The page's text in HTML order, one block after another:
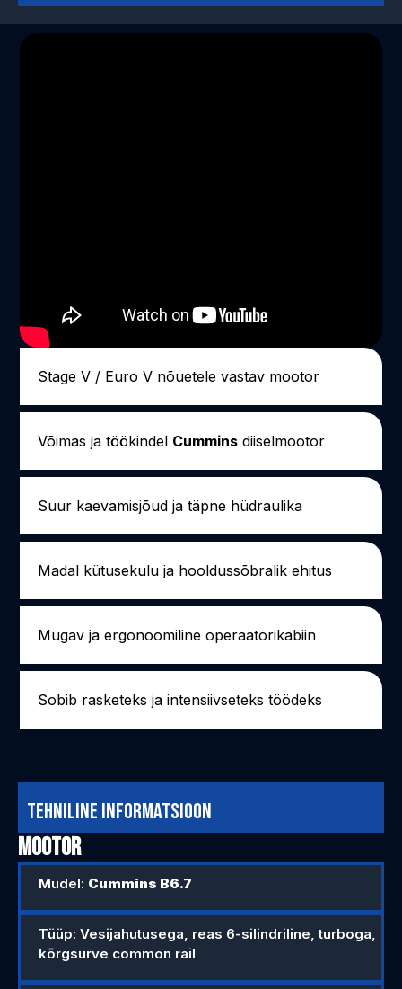
Stage V / Euro V nõuetele vastav mootor
Võimas ja töökindel Cummins diiselmootor
Suur kaevamisjõud ja täpne hüdraulika
Madal kütusekulu ja hooldussõbralik ehitus
Mugav ja ergonoomiline operaatorikabiin
Sobib rasketeks ja intensiivseteks töödeks
Tehniline informatsioon
MOOTOR
Mudel: Cummins B6.7
Tüüp: Vesijahutusega, reas 6-silindriline, turboga,
kõrgsurve common rail